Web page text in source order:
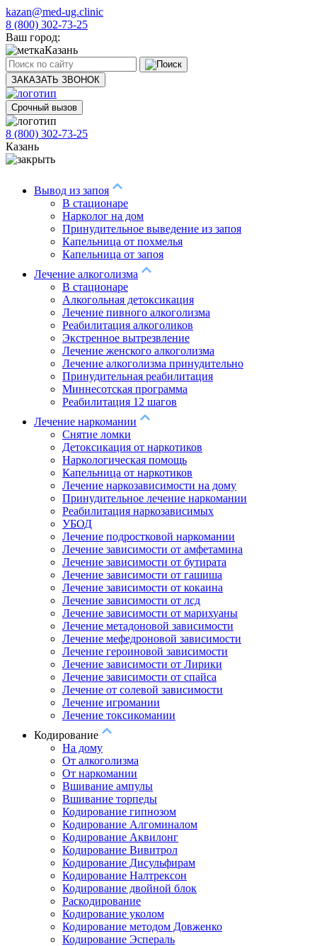
kazan@med-ug.clinic
8 (800) 302-73-25
Ваш город:
Казань
ЗАКАЗАТЬ ЗВОНОК
Срочный вызов
8 (800) 302-73-25
Казань
Вывод из запоя
В стационаре
Нарколог на дом
Принудительное выведение из запоя
Капельница от похмелья
Капельница от запоя
Лечение алкоголизма
В стационаре
Алкогольная детоксикация
Лечение пивного алкоголизма
Реабилитация алкоголиков
Экстренное вытрезвление
Лечение женского алкоголизма
Лечение алкоголизма принудительно
Принудительная реабилитация
Миннесотская программа
Реабилитация 12 шагов
Лечение наркомании
Снятие ломки
Детоксикация от наркотиков
Наркологическая помощь
Капельница от наркотиков
Лечение наркозависимости на дому
Принудительное лечение наркомании
Реабилитация наркозависимых
УБОД
Лечение подростковой наркомании
Лечение зависимости от амфетамина
Лечение зависимости от бутирата
Лечение зависимости от гашиша
Лечение зависимости от кокаина
Лечение зависимости от лсд
Лечение зависимости от марихуаны
Лечение метадоновой зависимости
Лечение мефедроновой зависимости
Лечение героиновой зависимости
Лечение зависимости от Лирики
Лечение зависимости от спайса
Лечение от солевой зависимости
Лечение игромании
Лечение токсикомании
Кодирование
На дому
От алкоголизма
От наркомании
Вшивание ампулы
Вшивание торпеды
Кодирование гипнозом
Кодирование Алгоминалом
Кодирование Аквилонг
Кодирование Вивитрол
Кодирование Дисульфирам
Кодирование Налтрексон
Кодирование двойной блок
Раскодирование
Кодирование уколом
Кодирование методом Довженко
Кодирование Эспераль